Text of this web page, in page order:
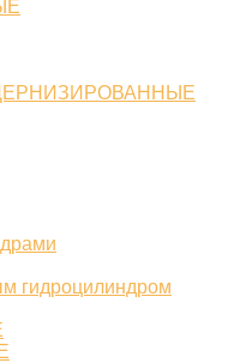
гидроцилиндром